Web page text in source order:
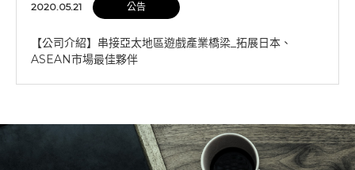
2020.05.21 公告
【公司介紹】串接亞太地區遊戲產業橋梁_拓展日本、
ASEAN市場最佳夥伴